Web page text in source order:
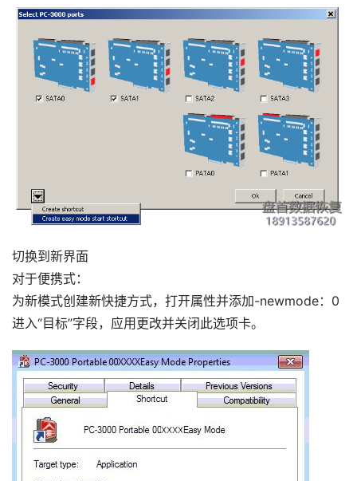
切换到新界面
对于便携式：
为新模式创建新快捷方式，打开属性并添加-newmode：0
进入“目标”字段，应用更改并关闭此选项卡。